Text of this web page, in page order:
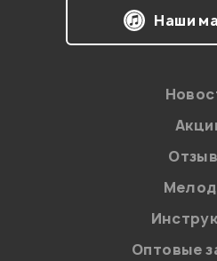
на
Политикой
персональных данных.
Наши
Оптовые